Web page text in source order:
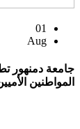
01
Aug
جامعة دمنهور
المواطنين